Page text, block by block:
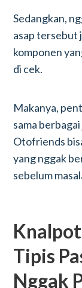
Sedangkan,
asap tersebut
komponen
di cek.
Makanya,
sama
Otofriends
yang nggak
sebelum
Tipis
Nggak